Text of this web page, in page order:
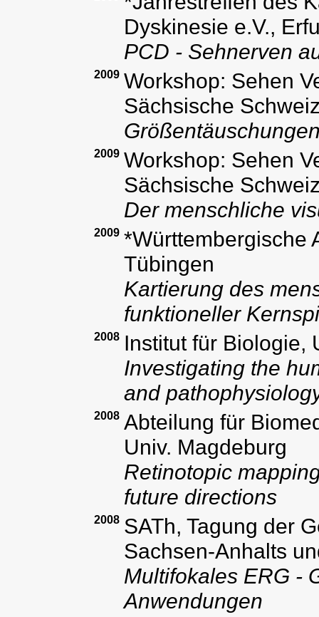
Dyskinesie e.V.,
PCD - Sehnerven
2009 Workshop: Sehen
Sächsische
2009 Workshop: Sehen
Sächsische
Der menschliche
2009 *Württembergische
Tübingen
Kartierung des
funktioneller
2008 Institut für Biologie,
Investigating the
and
2008 Abteilung für
Univ. Magdeburg
Retinotopic
future directions
2008 SATh, Tagung der
Sachsen-Anhalts
Multifokales ERG -
Anwendungen